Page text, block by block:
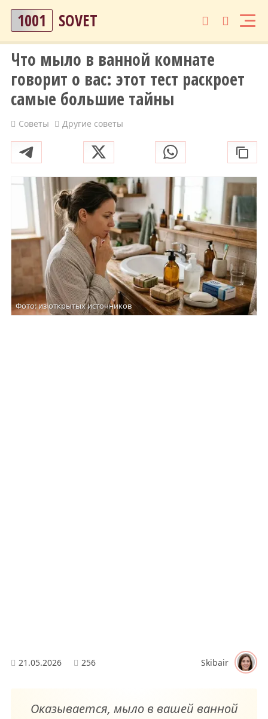
1001 SOVET
Что мыло в ванной комнате
говорит о вас: этот тест раскроет
самые большие тайны
Советы Другие советы
Фото: из открытых источников
21.05.2026 256 Skibair
Оказывается, мыло в вашей ванной